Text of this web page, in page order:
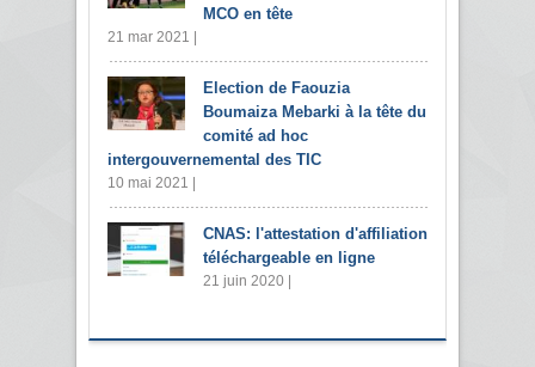
MCO en tête
21 mar 2021 |
Election de Faouzia
Boumaiza Mebarki à la tête du
comité ad hoc
intergouvernemental des TIC
10 mai 2021 |
CNAS: l'attestation d'affiliation
téléchargeable en ligne
21 juin 2020 |